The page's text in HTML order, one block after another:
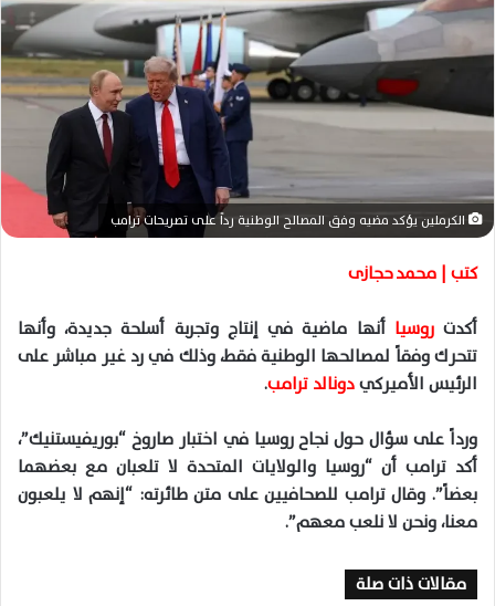
ر
ي
د
ت
ر
ن
ا
الكرملين يؤكد مضيه وفق المصالح الوطنية رداً على تصريحات ترامب
كتب | محمد حجازى
أكدتروسيا أنها ماضية في إنتاج وتجربة أسلحة جديدة، وأنها
تتحرك وفقاً لمصالحها الوطنية فقط، وذلك في رد غير مباشر على
الرئيس الأميركيدونالد ترامب.
ورداً على سؤال حول نجاح روسيا في اختبار صاروخ “بوريفيستنيك”،
أكد ترامب أن “روسيا والولايات المتحدة لا تلعبان مع بعضهما
بعضاً”. وقال ترامب للصحافيين على متن طائرته: “إنهم لا يلعبون
معنا، ونحن لا نلعب معهم”.
مقالات ذات صلة